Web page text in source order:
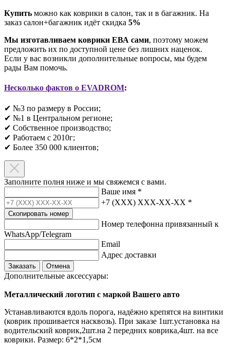
Купить можно как коврики в салон, так и в багажник. На
заказ салон+багажник идёт скидка 5%
Мы изготавливаем коврики ЕВА сами, поэтому можем
предложить их по доступной цене без лишних наценок.
Если у вас возникли дополнительные вопросы, мы будем
рады Вам помочь.
Несколько фактов о EVADROM:
✔ №3 по размеру в России;
✔ №1 в Центральном регионе;
✔ Собственное производство;
✔ Работаем с 2010г;
✔ Более 350 000 клиентов;​
Заполните полня ниже и мы свяжемся с вами.
Ваше имя *
+7 (XXX) XXX-XX-XX *
Скопировать номер
Номер телефонна привязанный к
WhatsApp/Telegram
Email
Адрес доставки
Заказать Отмена
Дополнительные аксессуары:
Металлический логотип с маркой Вашего авто
Устанавливаются вдоль порога, надёжно крепятся на винтики
(коврик прошивается насквозь). При заказе 1шт.установка на
водительский коврик,2шт.на 2 передних коврика,4шт. на все
коврики. Размер: 6*2*1,5см